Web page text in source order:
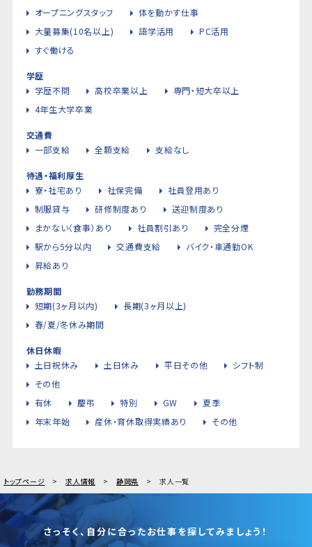
オープニングスタッフ
体を動かす仕事
大量募集(10名以上)
語学活用
PC活用
すぐ働ける
学歴
学歴不問
高校卒業以上
専門・短大卒以上
4年生大学卒業
交通費
一部支給
全額支給 支給なし
待遇・福利厚生
寮・社宅あり
社保完備
社員登用あり
制服貸与
研修制度あり
送迎制度あり
まかない（食事）あり
社員割引あり
完全分煙
駅から5分以内
交通費支給
バイク・車通勤OK
昇給あり
勤務期間
短期(3ヶ月以内)
長期(3ヶ月以上)
春/夏/冬休み期間
休日休暇
土日祝休み
土日休み 平日その他
シフト制
その他
有休
慶弔 特別 GW
夏季
年末年始
産休・育休取得実績あり その他
トップページ 求人情報 静岡県 求人一覧
さっそく、自分に合ったお仕事を探してみましょう！